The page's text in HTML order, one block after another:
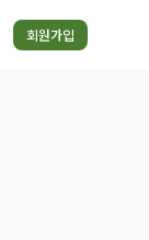
회원가입